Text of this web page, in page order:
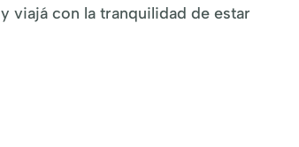
y viajá con la tranquilidad de estar